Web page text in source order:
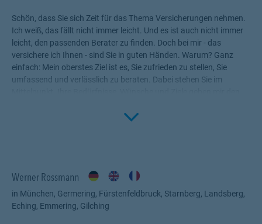
Schön, dass Sie sich Zeit für das Thema Versicherungen nehmen.
Ich weiß, das fällt nicht immer leicht. Und es ist auch nicht immer
leicht, den passenden Berater zu finden. Doch bei mir - das
versichere ich Ihnen - sind Sie in guten Händen. Warum? Ganz
einfach: Mein oberstes Ziel ist es, Sie zufrieden zu stellen, Sie
umfassend und verlässlich zu beraten. Dabei stehen Sie im
Versicherungen, die Ihnen die nötige Sicherheit geben, Ihr Leben
bin für Sie da.
Click to
Werner Rossmann
in München, Germering, Fürstenfeldbruck, Starnberg, Landsberg,
Eching, Emmering, Gilching